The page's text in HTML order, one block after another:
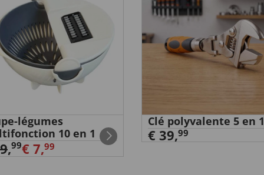
des pattes auto-
légumes
10 en 1
,99€ 7,99
Clé polyvalente 5 en 1
€ 39,99